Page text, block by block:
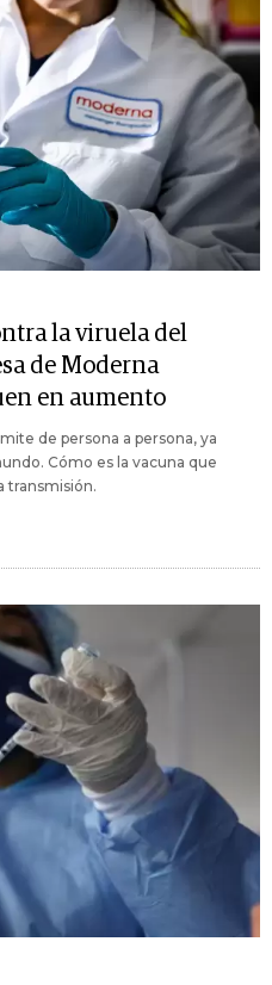
la viruela del
de Moderna
en aumento
de persona a persona, ya
Cómo es la vacuna que
transmisión.